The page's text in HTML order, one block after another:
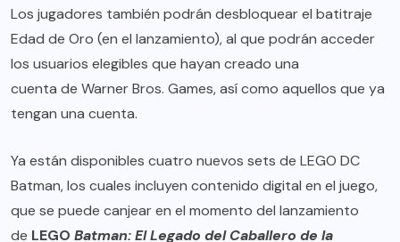
Los jugadores también podrán desbloquear el batitraje
Edad de Oro (en el lanzamiento), al que podrán acceder
los usuarios elegibles que hayan creado una
cuenta de Warner Bros. Games, así como aquellos que ya
tengan una cuenta.
Ya están disponibles cuatro nuevos sets de LEGO DC
Batman, los cuales incluyen contenido digital en el juego,
que se puede canjear en el momento del lanzamiento
de LEGO Batman: El Legado del Caballero de la